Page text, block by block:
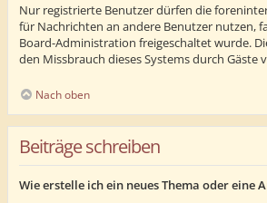
Nur registrierte Benutzer dürfen die
für Nachrichten an andere Benutzer nutzen,
Board-Administration freigeschaltet wurde.
den Missbrauch dieses Systems durch Gäste
Nach oben
Beiträge schreiben
Wie erstelle ich ein neues Thema oder eine